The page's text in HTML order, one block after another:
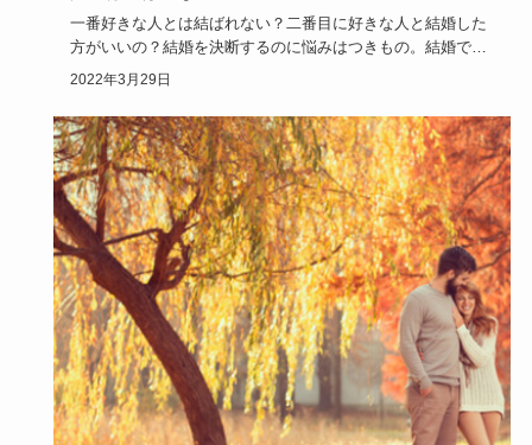
一番好きな人とは結ばれない？二番目に好きな人と結婚した
方がいいの？結婚を決断するのに悩みはつきもの。結婚でき
ないからと、と…
2022年3月29日